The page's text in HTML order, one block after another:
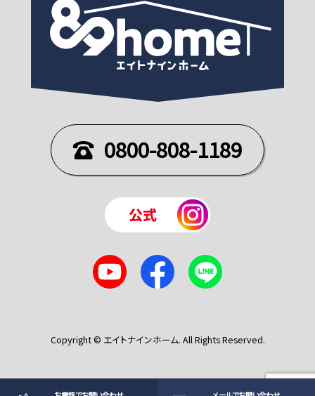
0800-808-1189
Copyright © エイトナインホーム. All Rights Reserved.